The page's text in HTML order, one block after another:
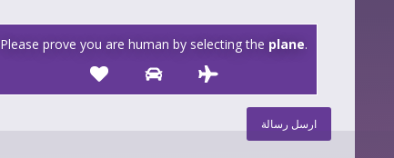
Please prove you are human by selecting the plane.